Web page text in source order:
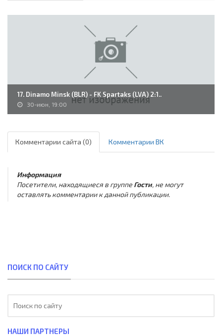
17. Dinamo Minsk (BLR) - FK Spartaks (LVA) 2:1..
30-июн, 19:00
Комментарии сайта (0) Комментарии ВК
Информация
Посетители, находящиеся в группе Гости, не могут
оставлять комментарии к данной публикации.
ПОИСК ПО САЙТУ
НАШИ ПАРТНЕРЫ